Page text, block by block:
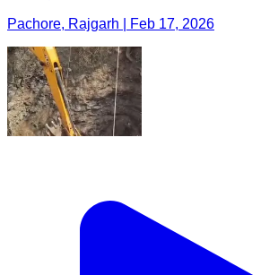
Pachore, Rajgarh | Feb 17, 2026